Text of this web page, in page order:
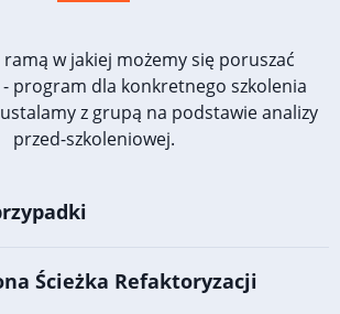
w jakiej możemy się poruszać
program dla konkretnego szkolenia
z grupą na podstawie analizy
przed-szkoleniowej.
Ścieżka Refaktoryzacji